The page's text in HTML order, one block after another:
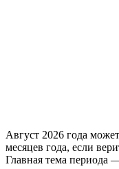
Август 2026 года
месяцев года, если
Главная тема периода